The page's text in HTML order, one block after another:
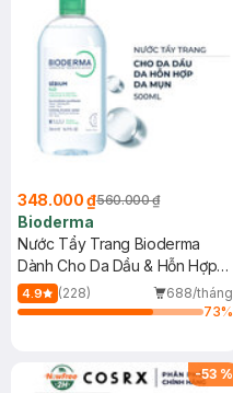
348.000 ₫560.000 ₫
Bioderma
Nước Tẩy Trang Bioderma
Dành Cho Da Dầu & Hỗn Hợp
500ml
4.9 (228)
688/tháng
73%
-53 %